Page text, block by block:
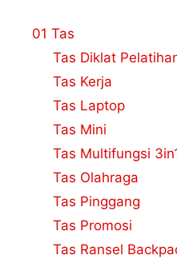
01 Tas
Tas Diklat
Tas Kerja
Tas Laptop
Tas Mini
Tas Multifungsi
Tas Olahraga
Tas Pinggang
Tas Promosi
Tas Ransel